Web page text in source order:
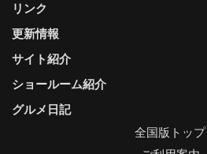
更新情報
サイト紹介
ショールーム紹介
グルメ日記
リンク
全国版トップ